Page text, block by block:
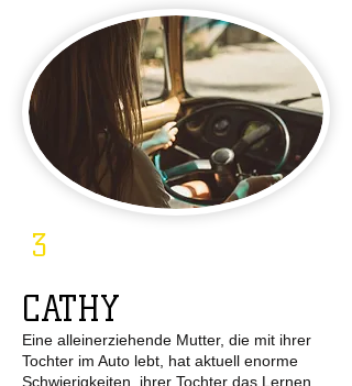
3
CATHY
Eine alleinerziehende Mutter, die mit ihrer
Tochter im Auto lebt, hat aktuell enorme
Schwierigkeiten, ihrer Tochter das Lernen